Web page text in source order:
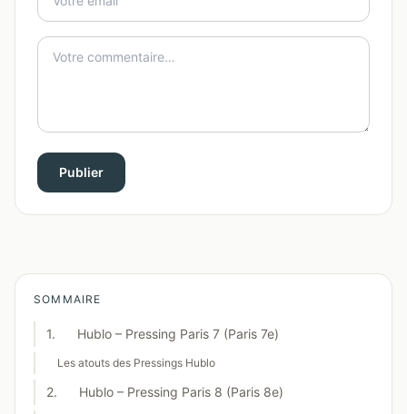
Publier
SOMMAIRE
1. Hublo – Pressing Paris 7 (Paris 7e)
Les atouts des Pressings Hublo
2. Hublo – Pressing Paris 8 (Paris 8e)